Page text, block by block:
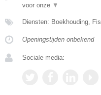
voor onze ▼
Diensten: Boekhouding,
Openingstijden onbekend
Sociale media: